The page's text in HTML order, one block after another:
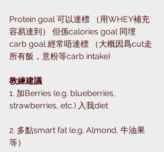
Protein goal 可以達標 （用WHEY補充
容易達到） 但係calories goal 同埋
carb goal 經常唔達標 （大概因爲cut走
所有飯，意粉等carb intake)
教練建議
1. 加Berries (e.g. blueberries,
strawberries, etc.) 入我diet
2. 多點smart fat (e.g. Almond, 牛油果
等）